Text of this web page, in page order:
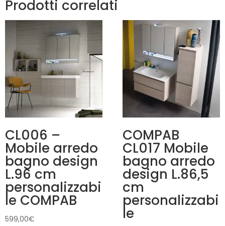
Prodotti correlati
CL006 –
Mobile arredo
bagno design
L.96 cm
personalizzabi
le COMPAB
599,00€
COMPAB
CL017 Mobile
bagno arredo
design L.86,5
cm
personalizzabi
le